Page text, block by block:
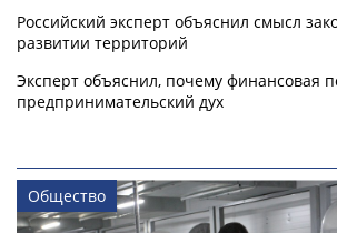
Российский эксперт объяснил смысл
развитии территорий
Эксперт объяснил, почему финансовая
предпринимательский дух
Общество